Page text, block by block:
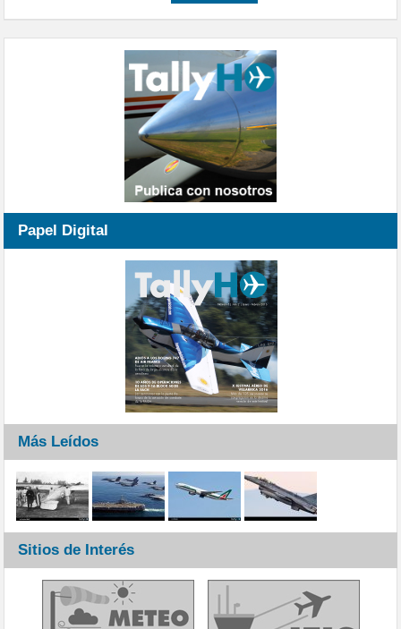
Papel Digital
Más Leídos
Sitios de Interés